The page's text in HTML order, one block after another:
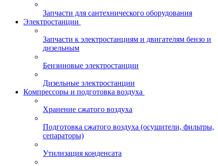
Запчасти для сантехнического оборудования
Электростанции
Запчасти к электростанциям и двигателям бензо и
дизельным
Бензиновые электростанции
Дизельные электростанции
Компрессоры и подготовка воздуха
Хранение сжатого воздуха
Подготовка сжатого воздуха (осушители, фильтры,
сепараторы)
Утилизация конденсата